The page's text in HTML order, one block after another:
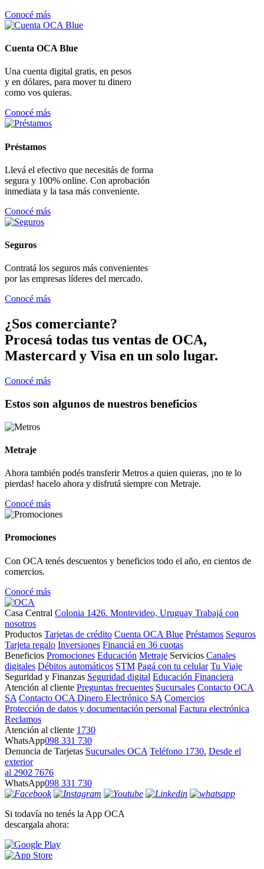
Conocé más
Cuenta OCA Blue
Una cuenta digital gratis, en pesos
y en dólares, para mover tu dinero
como vos quieras.
Conocé más
Préstamos
Llevá el efectivo que necesitás de forma
segura y 100% online. Con aprobación
inmediata y la tasa más conveniente.
Conocé más
Seguros
Contratá los seguros más convenientes
por las empresas líderes del mercado.
Conocé más
¿Sos comerciante?
Procesá todas tus ventas de OCA,
Mastercard y Visa en un solo lugar.
Conocé más
Estos son algunos de nuestros beneficios
Metraje
Ahora también podés transferir Metros a quien quieras, ¡no te lo
pierdas! hacelo ahora y disfrutá siempre con Metraje.
Conocé más
Promociones
Con OCA tenés descuentos y beneficios todo el año, en cientos de
comercios.
Conocé más
Casa Central Colonia 1426. Montevideo, Uruguay Trabajá con
nosotros
Productos Tarjetas de crédito Cuenta OCA Blue Préstamos Seguros
Tarjeta regalo Inversiones Financiá en 36 cuotas
Beneficios Promociones Educación Metraje Servicios Canales
digitales Débitos automáticos STM Pagá con tu celular Tu Viaje
Seguridad y Finanzas Seguridad digital Educación Financiera
Atención al cliente Preguntas frecuentes Sucursales Contacto OCA
SA Contacto OCA Dinero Electrónico SA Comercios
Protección de datos y documentación personal Factura electrónica
Reclamos
Atención al cliente 1730
WhatsApp098 331 730
Denuncia de Tarjetas Sucursales OCA Teléfono 1730. Desde el
exterior
al 2902 7676
WhatsApp098 331 730
Si todavía no tenés la App OCA
descargala ahora: